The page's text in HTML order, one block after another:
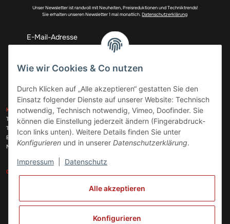
Unser Newsletter ist randvoll mit Neuheiten, Preisreduktionen und Techniktrends!
Sie erhalten unseren Newsletter 1 mal monatlich.Datenschutzerklärung
Abonnieren
KONTAKT
Telefon:+49 (0)6074 816 08 0
Telefax:
+49 (0)6074 215 08 60
E-Mail:
info@meinhausgeraetedoc.de
Max Planck Str. 6 c, 63322 Rödermark
GESETZLICHE INFORMATIONEN
ZAHLUNGSARTEN
VERSANDARTEN
Vertrag widerrufen
Wie wir Cookies & Co nutzen
Durch Klicken auf „Alle akzeptieren“ gestatten Sie den
Einsatz folgender Dienste auf unserer Website: Technisch
notwendig, Technisch notwendig, Vimeo, Doofinder. Sie
können die Einstellung jederzeit ändern (Fingerabdruck-
Icon links unten). Weitere Details finden Sie unter
Konfigurieren und in unserer Datenschutzerklärung.
Impressum Datenschutz
Alle akzeptieren
Konfigurieren